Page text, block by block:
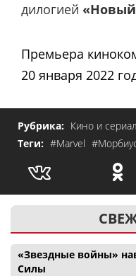
дилогией
Премьера
20 января 2022
Рубрика: Кино и
Теги: #Marvel
«Звездные войны»
Силы